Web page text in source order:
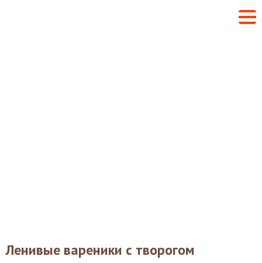
Ленивые вареники с творогом